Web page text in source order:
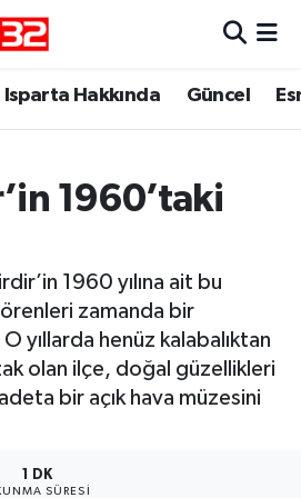
Isparta Hakkında Güncel
1960’taki
1960 yılına ait bu
zamanda bir
yıllarda henüz kalabalıktan
olan ilçe, doğal güzellikleri
bir açık hava müzesini
1 DK
SÜRESI
Haritası
ve Fikstür